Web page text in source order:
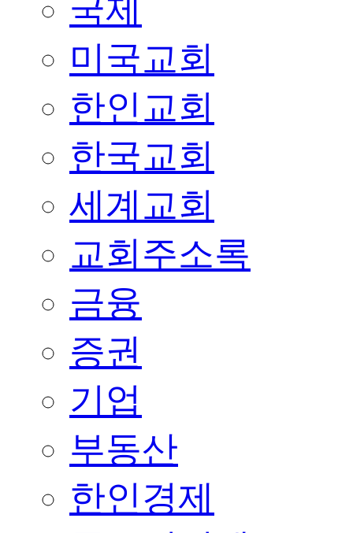
국제
미국교회
한인교회
한국교회
세계교회
교회주소록
금융
증권
기업
부동산
한인경제